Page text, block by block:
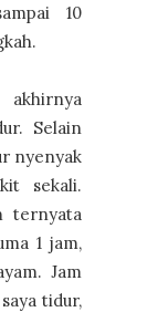
10
Selain
nyenyak
sekali.
ternyata
1 jam,
Jam
tidur,